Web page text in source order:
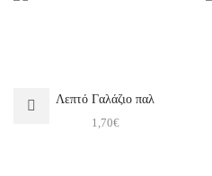
Λεπτό Γαλάζιο παλ
1,70€